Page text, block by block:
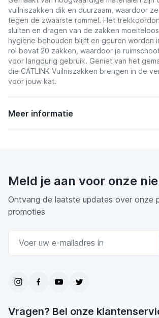
vuilniszakken dik en duurzaam, waardoor
tegen de zwaarste rommel. Het
sluiten en dragen van de zakken
hygiëne behouden blijft en geuren worden
rol bevat 20 zakken, waardoor je
voor langdurig gebruik. Geniet van het
die CATLINK Vuilniszakken brengen in de
voor jouw kat.
Meer informatie
Meld je aan voor onze
Ontvang de laatste updates over onze
promoties
Vragen? Bel onze